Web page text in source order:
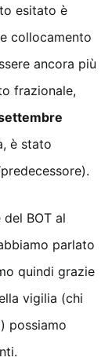
esitato è
collocamento
ancora più
frazionale,
è stato
BOT al
parlato
quindi grazie
vigilia (chi
) possiamo